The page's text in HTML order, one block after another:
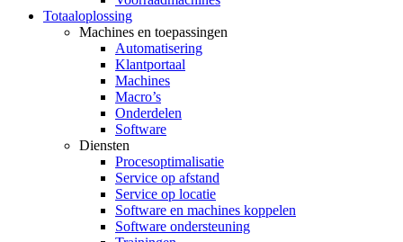
Totaaloplossing
Machines en toepassingen
Automatisering
Klantportaal
Machines
Macro’s
Onderdelen
Software
Diensten
Procesoptimalisatie
Service op afstand
Service op locatie
Software en machines koppelen
Software ondersteuning